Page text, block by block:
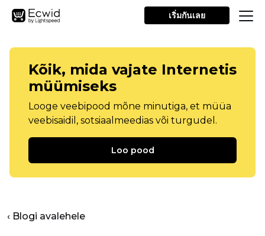
เริ่มกันเลย
Kõik, mida vajate Internetis
müümiseks
Looge veebipood mõne minutiga, et müüa
veebisaidil, sotsiaalmeedias või turgudel.
Loo pood
‹ Blogi avalehele